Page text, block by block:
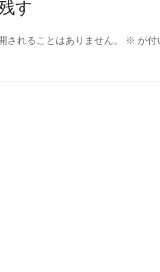
す
されることはありません。 ※ が付